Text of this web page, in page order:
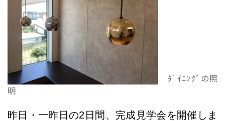
ﾀﾞｲﾆﾝｸﾞの照
明
昨日・一昨日の2日間、完成見学会を開催しま